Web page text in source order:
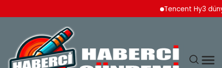
Tencent Hy3